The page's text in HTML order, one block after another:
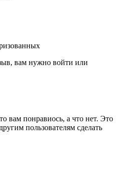
вам нужно войти или
вам понравиось, а что нет. Это
пользователям сделать